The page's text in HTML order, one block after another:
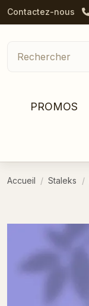
Contactez-nous
PROMOS
Accueil Staleks